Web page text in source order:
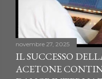
novembre 27, 2025
IL SUCCESSO
ACETONE